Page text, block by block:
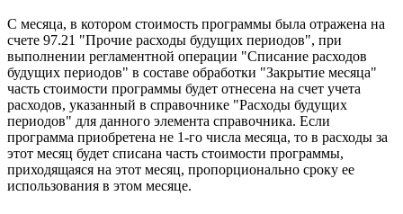
С месяца, в котором стоимость программы была отражена на
счете 97.21 "Прочие расходы будущих периодов", при
выполнении регламентной операции "Списание расходов
будущих периодов" в составе обработки "Закрытие месяца"
часть стоимости программы будет отнесена на счет учета
расходов, указанный в справочнике "Расходы будущих
периодов" для данного элемента справочника. Если
программа приобретена не 1-го числа месяца, то в расходы за
этот месяц будет списана часть стоимости программы,
приходящаяся на этот месяц, пропорционально сроку ее
использования в этом месяце.